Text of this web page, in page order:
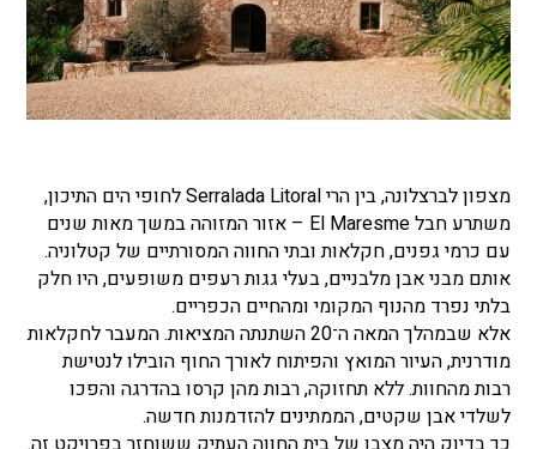
מצפון לברצלונה, בין הרי Serralada Litoral לחופי הים התיכון,
משתרע חבל El Maresme – אזור המזוהה במשך מאות שנים
עם כרמי גפנים, חקלאות ובתי החווה המסורתיים של קטלוניה.
אותם מבני אבן מלבניים, בעלי גגות רעפים משופעים, היו חלק
בלתי נפרד מהנוף המקומי ומהחיים הכפריים.
אלא שבמהלך המאה ה־20 השתנתה המציאות. המעבר לחקלאות
מודרנית, העיור המואץ והפיתוח לאורך החוף הובילו לנטישת
רבות מהחוות. ללא תחזוקה, רבות מהן קרסו בהדרגה והפכו
לשלדי אבן שקטים, הממתינים להזדמנות חדשה.